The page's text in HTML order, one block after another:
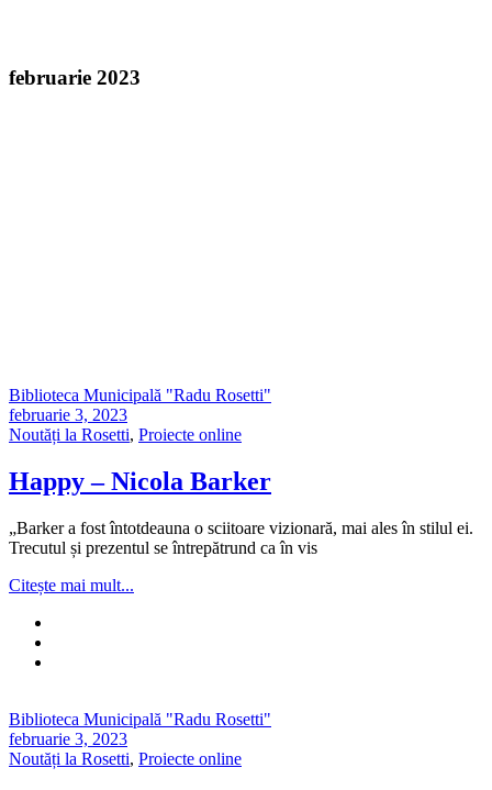
februarie 2023
Biblioteca Municipală "Radu Rosetti"
februarie 3, 2023
Noutăți la Rosetti, Proiecte online
Happy – Nicola Barker
„Barker a fost întotdeauna o sciitoare vizionară, mai ales în stilul ei.
Trecutul și prezentul se întrepătrund ca în vis
Citește mai mult...
Biblioteca Municipală "Radu Rosetti"
februarie 3, 2023
Noutăți la Rosetti, Proiecte online